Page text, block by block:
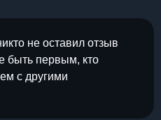
не оставил отзыв
быть первым, кто
с другими